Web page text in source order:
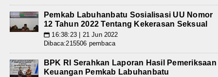
Pemkab Labuhanbatu Sosialisasi UU Nomor
12 Tahun 2022 Tentang Kekerasan Seksual
📅 16:38:23 | 21 Jun 2022
Dibaca:215506 pembaca
BPK RI Serahkan Laporan Hasil Pemeriksaan
Keuangan Pemkab Labuhanbatu